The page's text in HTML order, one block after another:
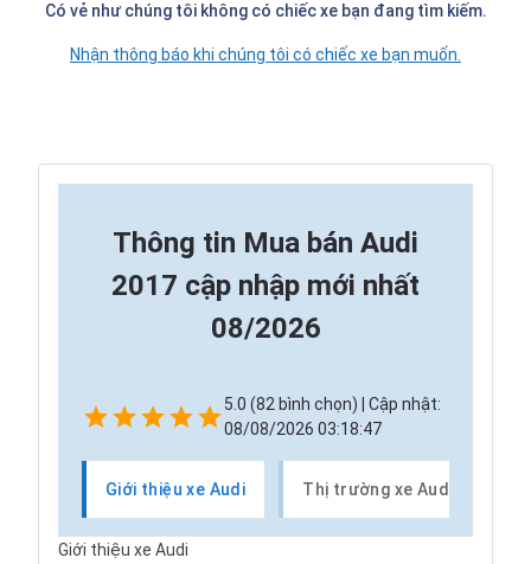
Có vẻ như chúng tôi không có chiếc xe bạn đang tìm kiếm.
Nhận thông báo khi chúng tôi có chiếc xe bạn muốn.
Thông tin Mua bán Audi
2017 cập nhập mới nhất
08/2026
5.0 (82 bình chọn) | Cập nhật:
08/08/2026 03:18:47
Giới thiệu xe Audi Thị trường xe Audi
Giới thiệu xe Audi